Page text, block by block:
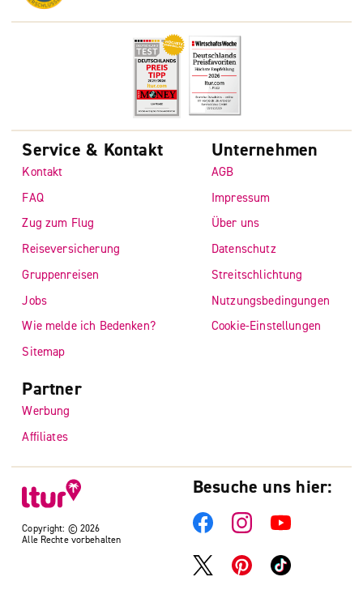
Copyright: © 2026
Alle Rechte vorbehalten
Service & Kontakt
Kontakt
FAQ
Zug zum Flug
Reiseversicherung
Gruppenreisen
Jobs
Wie melde ich Bedenken?
Sitemap
Unternehmen
AGB
Impressum
Über uns
Datenschutz
Streitschlichtung
Nutzungsbedingungen
Cookie-Einstellungen
Partner
Werbung
Affiliates
Besuche uns hier: